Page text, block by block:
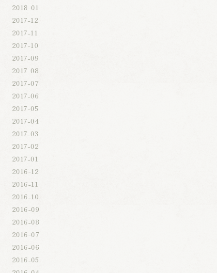
2018-01
2017-12
2017-11
2017-10
2017-09
2017-08
2017-07
2017-06
2017-05
2017-04
2017-03
2017-02
2017-01
2016-12
2016-11
2016-10
2016-09
2016-08
2016-07
2016-06
2016-05